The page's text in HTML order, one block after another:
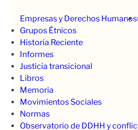
Empresas y Derechos Humanos
Grupos Étnicos
Historia Reciente
Informes
Justicia transicional
Libros
Memoria
Movimientos Sociales
Normas
Observatorio de DDHH y